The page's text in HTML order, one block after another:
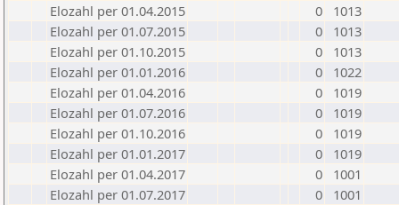
Elozahl per 01.04.2015
0
1013
Elozahl per 01.07.2015
0
1013
Elozahl per 01.10.2015
0
1013
Elozahl per 01.01.2016
0
1022
Elozahl per 01.04.2016
0
1019
Elozahl per 01.07.2016
0
1019
Elozahl per 01.10.2016
0
1019
Elozahl per 01.01.2017
0
1019
Elozahl per 01.04.2017
0
1001
Elozahl per 01.07.2017
0
1001